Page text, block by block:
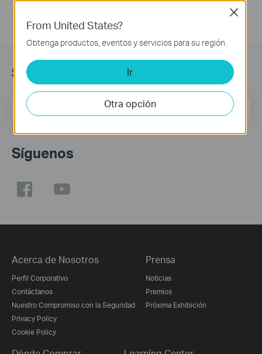
Subscription
Dirección de correo Regístrate
Síguenos
Acerca de Nosotros
Perfil Corporativo
Contáctanos
Nuestro Compromiso con la Seguridad
Privacy Policy
Cookie Policy
Prensa
Noticias
Premios
Próxima Exhibición
From United States?
Obtenga productos, eventos y servicios para su región.
Ir
Otra opción
Close